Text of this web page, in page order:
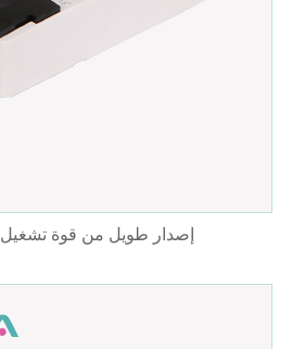
إصدار طويل من قوة